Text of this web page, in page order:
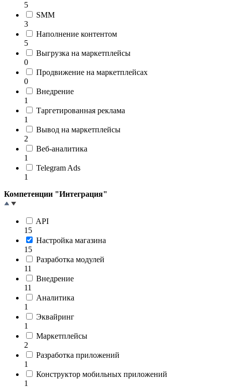
5
SMM
3
Наполнение контентом
5
Выгрузка на маркетплейсы
0
Продвижение на маркетплейсах
0
Внедрение
1
Таргетированная реклама
1
Вывод на маркетплейсы
2
Веб-аналитика
1
Telegram Ads
1
Компетенции "Интеграция"
API
15
Настройка магазина
15
Разработка модулей
11
Внедрение
11
Аналитика
1
Эквайринг
1
Маркетплейсы
2
Разработка приложений
1
Конструктор мобильных приложений
1